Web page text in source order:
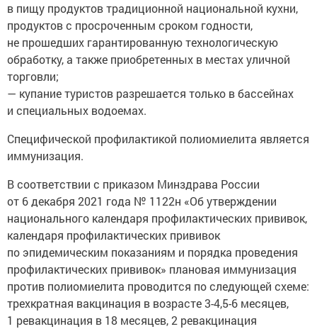
в пищу продуктов традиционной национальной кухни,
продуктов с просроченным сроком годности,
не прошедших гарантированную технологическую
обработку, а также приобретенных в местах уличной
торговли;
— купание туристов разрешается только в бассейнах
и специальных водоемах.
Специфической профилактикой полиомиелита является
иммунизация.
В соответствии с приказом Минздрава России
от 6 декабря 2021 года № 1122н «Об утверждении
национального календаря профилактических прививок,
календаря профилактических прививок
по эпидемическим показаниям и порядка проведения
профилактических прививок» плановая иммунизация
против полиомиелита проводится по следующей схеме:
трехкратная вакцинация в возрасте 3-4,5-6 месяцев,
1 ревакцинация в 18 месяцев, 2 ревакцинация